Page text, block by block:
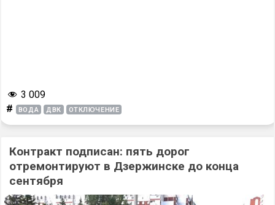
3 009
# ВОДА ДВК ОТКЛЮЧЕНИЕ
Контракт подписан: пять дорог
отремонтируют в Дзержинске до конца
сентября